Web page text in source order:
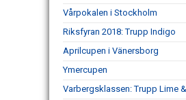
Vårpokalen i Stockholm
Riksfyran 2018: Trupp Indigo
Aprilcupen i Vänersborg
Ymercupen
Varbergsklassen: Trupp Lime